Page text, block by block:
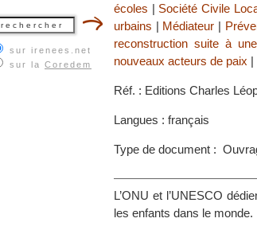
sur irenees.net
sur la Coredem
écoles | Société Civile
urbains | Médiateur |
reconstruction suite à
nouveaux acteurs de paix |
Réf. : Editions Charles
Langues : français
Type de document :
L’ONU et l’UNESCO
les enfants dans le monde.